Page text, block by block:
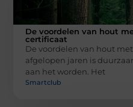
De voordelen van hout
certificaat
De voordelen van hout
afgelopen jaren is
aan het worden. Het
Smartclub